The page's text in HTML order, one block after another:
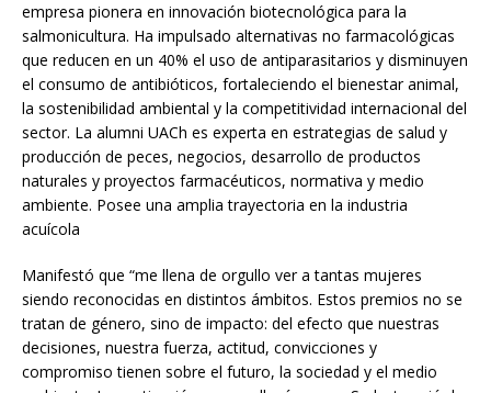
empresa pionera en innovación biotecnológica para la
salmonicultura. Ha impulsado alternativas no farmacológicas
que reducen en un 40% el uso de antiparasitarios y disminuyen
el consumo de antibióticos, fortaleciendo el bienestar animal,
la sostenibilidad ambiental y la competitividad internacional del
sector. La alumni UACh es experta en estrategias de salud y
producción de peces, negocios, desarrollo de productos
naturales y proyectos farmacéuticos, normativa y medio
ambiente. Posee una amplia trayectoria en la industria
acuícola
Manifestó que “me llena de orgullo ver a tantas mujeres
siendo reconocidas en distintos ámbitos. Estos premios no se
tratan de género, sino de impacto: del efecto que nuestras
decisiones, nuestra fuerza, actitud, convicciones y
compromiso tienen sobre el futuro, la sociedad y el medio